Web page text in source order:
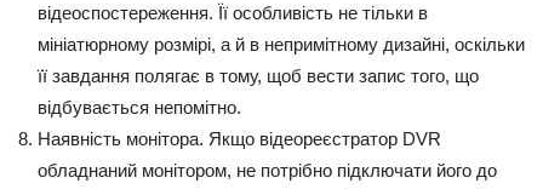
відеоспостереження. Її особливість не тільки в
мініатюрному розмірі, а й в непримітному дизайні, оскільки
її завдання полягає в тому, щоб вести запис того, що
відбувається непомітно.
Наявність монітора. Якщо відеореєстратор DVR
обладнаний монітором, не потрібно підключати його до